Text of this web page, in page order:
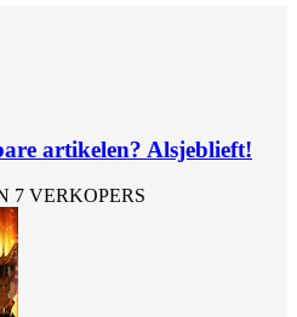
artikelen? Alsjeblieft!
7 VERKOPERS